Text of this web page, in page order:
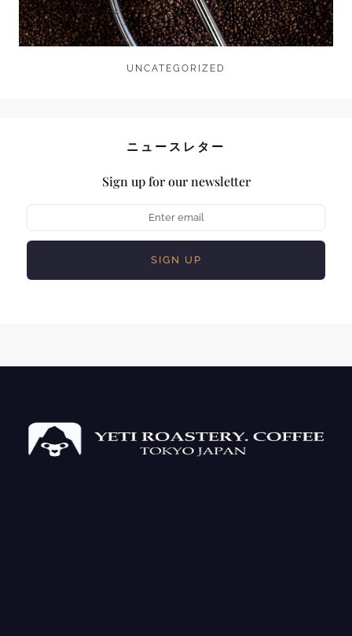
UNCATEGORIZED
ニュースレター
Sign up for our newsletter